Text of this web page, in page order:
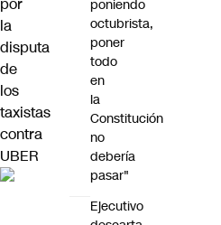
la
disputa
de
los
taxistas
contra
UBER
poniendo
octubrista,
poner
todo
en
la
Constitución
no
debería
pasar"
Ejecutivo